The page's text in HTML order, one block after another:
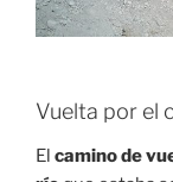
Vuelta por el
El camino de